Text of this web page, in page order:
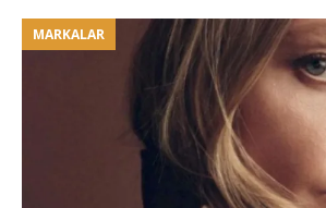
MARKALAR